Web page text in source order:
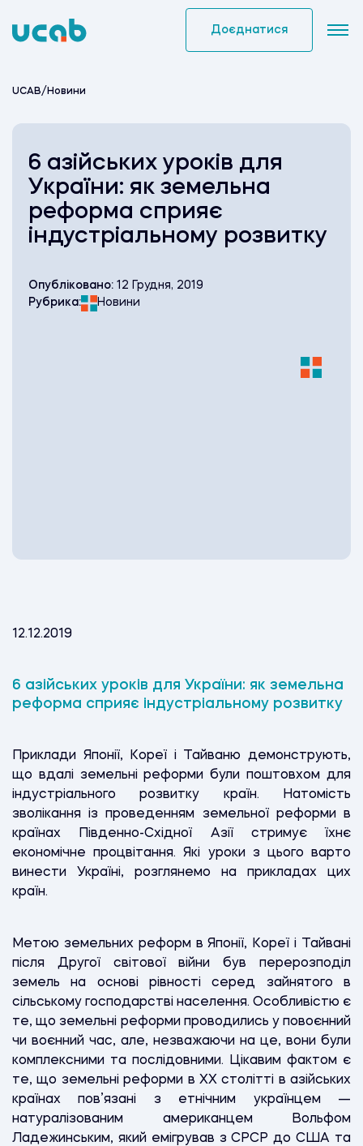
to
Доєднатися
UCAB/ Новини
6 азійських уроків для
України: як земельна
реформа сприяє
індустріальному розвитку
Опубліковано: 12 Грудня, 2019
Рубрика:
Новини
12.12.2019
6 азійських уроків для України: як земельна
реформа сприяє індустріальному розвитку
Приклади Японії, Кореї і Тайваню демонструють,
що вдалі земельні реформи були поштовхом для
індустріального розвитку країн. Натомість
зволікання із проведенням земельної реформи в
країнах Південно-Східної Азії стримує їхнє
економічне процвітання. Які уроки з цього варто
винести Україні, розглянемо на прикладах цих
країн.
Метою земельних реформ в Японії, Кореї і Тайвані
після Другої світової війни був перерозподіл
земель на основі рівності серед зайнятого в
сільському господарстві населення. Особливістю є
те, що земельні реформи проводились у повоєнний
чи воєнний час, але, незважаючи на це, вони були
комплексними та послідовними. Цікавим фактом є
те, що земельні реформи в ХХ столітті в азійських
країнах пов’язані з етнічним українцем —
натуралізованим американцем Вольфом
Ладежинським, який емігрував з СРСР до США та